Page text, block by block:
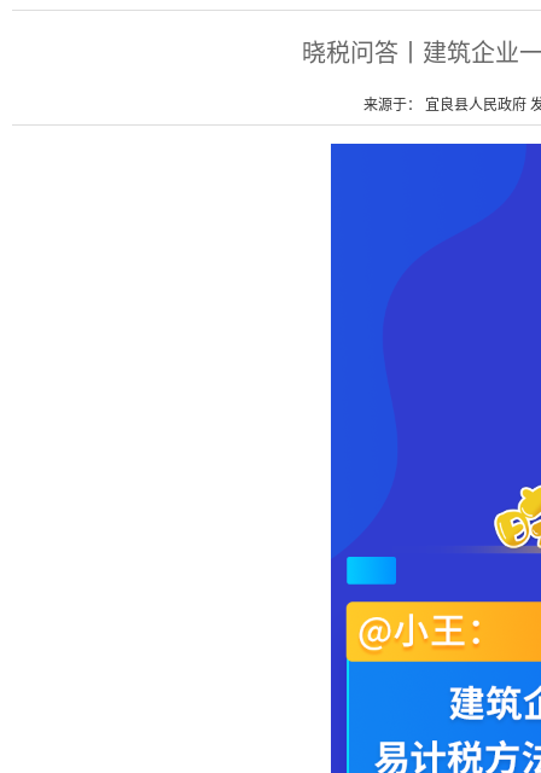
晓税问答丨建筑企业
来源于： 宜良县人民政府